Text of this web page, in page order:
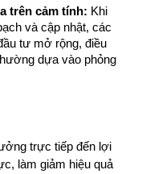
trên cảm tính: Khi
và cập nhật, các
tư mở rộng, điều
dựa vào phỏng
trực tiếp đến lợi
làm giảm hiệu quả